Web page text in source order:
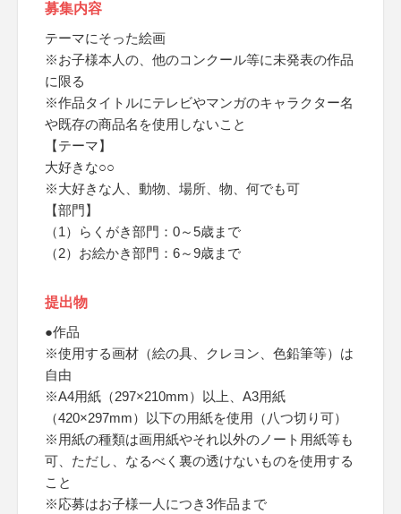
募集内容
テーマにそった絵画
※お子様本人の、他のコンクール等に未発表の作品
に限る
※作品タイトルにテレビやマンガのキャラクター名
や既存の商品名を使用しないこと
【テーマ】
大好きな○○
※大好きな人、動物、場所、物、何でも可
【部門】
（1）らくがき部門：0～5歳まで
（2）お絵かき部門：6～9歳まで
提出物
●作品
※使用する画材（絵の具、クレヨン、色鉛筆等）は
自由
※A4用紙（297×210mm）以上、A3用紙
（420×297mm）以下の用紙を使用（八つ切り可）
※用紙の種類は画用紙やそれ以外のノート用紙等も
可、ただし、なるべく裏の透けないものを使用する
こと
※応募はお子様一人につき3作品まで